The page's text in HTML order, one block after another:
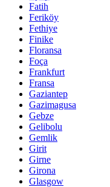
Fatih
Feriköy
Fethiye
Finike
Floransa
Foça
Frankfurt
Fransa
Gaziantep
Gazimagusa
Gebze
Gelibolu
Gemlik
Girit
Girne
Girona
Glasgow